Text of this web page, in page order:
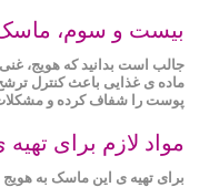
بیست و سوم،
جالب است بدانید که هویج،
ماده ‌ی غذایی باعث کنترل
پوست را شفاف کرده و
مواد لازم برای
برای تهیه ی این ماسک به